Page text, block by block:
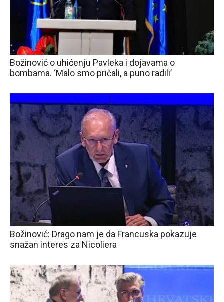
Božinović o uhićenju Pavleka i dojavama o
bombama. ‘Malo smo pričali, a puno radili’
Božinović: Drago nam je da Francuska pokazuje
snažan interes za Nicoliera